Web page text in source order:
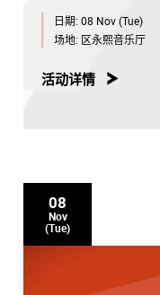
日期: 08 Nov (Tue)
场地: 区永熙音乐厅
活动详情
08
Nov
(Tue)